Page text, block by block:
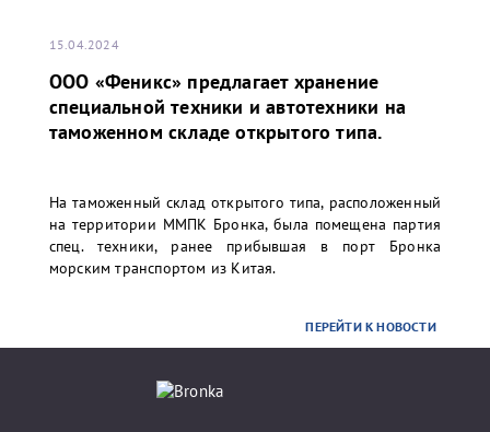
15.04.2024
ООО «Феникс» предлагает хранение
специальной техники и автотехники на
таможенном складе открытого типа.
На таможенный склад открытого типа, расположенный
на территории ММПК Бронка, была помещена партия
спец. техники, ранее прибывшая в порт Бронка
морским транспортом из Китая.
ПЕРЕЙТИ К НОВОСТИ